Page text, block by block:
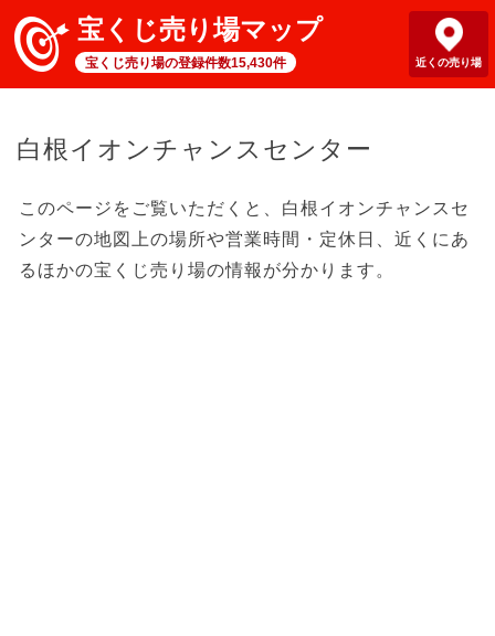
宝くじ売り場マップ
宝くじ売り場の登録件数15,430件 近くの売り場
白根イオンチャンスセンター
このページをご覧いただくと、白根イオンチャンスセ
ンターの地図上の場所や営業時間・定休日、近くにあ
るほかの宝くじ売り場の情報が分かります。